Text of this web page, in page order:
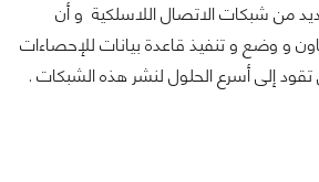
من شبكات الاتصال اللاسلكية و أن
و وضع و تنفيذ قاعدة بيانات للإحصاءات
إلى أسرع الحلول لنشر هذه الشبكات .